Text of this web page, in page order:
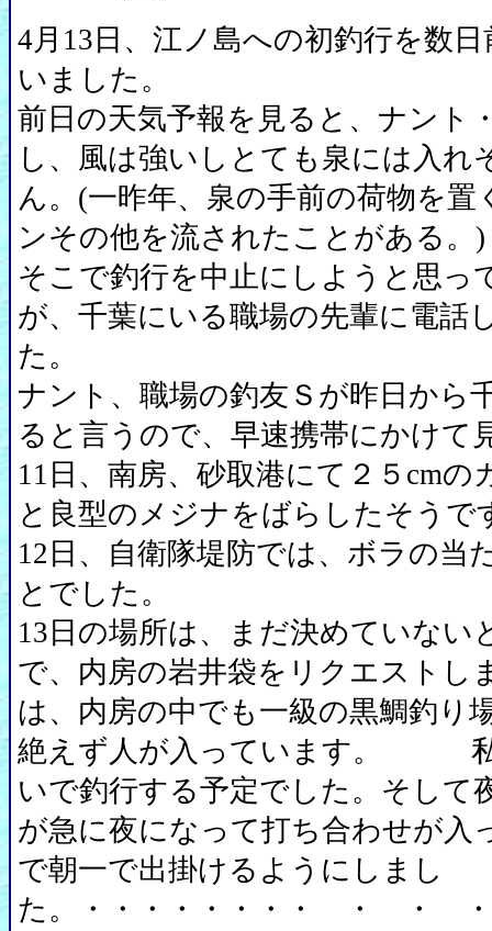
4月13日、江ノ島への初釣行を数
いました。
前日の天気予報を見ると、ナント
し、風は強いしとても泉には入れ
ん。(一昨年、泉の手前の荷物を置
ンその他を流されたことがある。)
そこで釣行を中止にしようと思っ
が、千葉にいる職場の先輩に電話
た。
ナント、職場の釣友Ｓが昨日から
ると言うので、早速携帯にかけて
11日、南房、砂取港にて２５cmの
と良型のメジナをばらしたそうで
12日、自衛隊堤防では、ボラの当
とでした。
13日の場所は、まだ決めていない
で、内房の岩井袋をリクエスト
は、内房の中でも一級の黒鯛釣り
絶えず人が入っています。 私
いで釣行する予定でした。そして
が急に夜になって打ち合わせが入
で朝一で出掛けるようにしまし
た。・・・・・・・・ ・